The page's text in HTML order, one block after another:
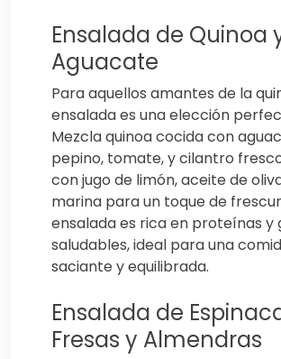
Ensalada de Quinoa
Aguacate
Para aquellos amantes de la
ensalada es una elección
Mezcla quinoa cocida con
pepino, tomate, y cilantro
con jugo de limón, aceite de
marina para un toque de
ensalada es rica en proteínas y
saludables, ideal para una
saciante y equilibrada.
Ensalada de
Fresas y Almendras